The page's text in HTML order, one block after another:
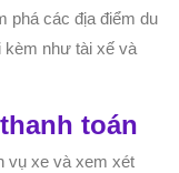
phá các địa điểm du
kèm như tài xế và
toán
vụ xe và xem xét